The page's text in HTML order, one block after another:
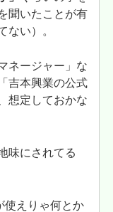
聞いたことが有
ない）。
ネージャー」な
吉本興業の公式
想定しておかな
味にされてる
使えりゃ何とか